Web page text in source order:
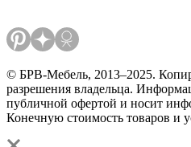
© БРВ-Мебель, 2013–2025.
разрешения владельца.
публичной офертой и носит
Конечную стоимость товаров и